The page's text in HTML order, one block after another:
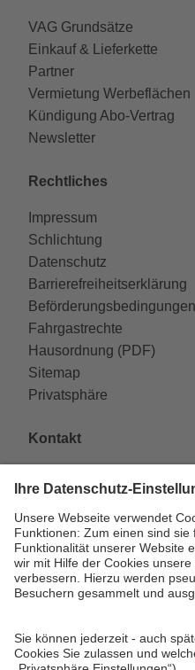
VAG Grundsätze
Einkauf & Lieferkette
Partner
Vermietung Werbeflächen
Kündigung Abo-Vertrag
Newsletter
Rechtliches
Impressum
Schlichtung
Datenschutz
Barrierefreiheitserklärung
Beförderungsbedingungen
Fahrgastrechte
Hausordnung (PDF)
Sitemap
Privatsphäre
Kontakt
Südliche Fürther Straße 5
90429 Nürnberg
Telefon: 0911 283-4646
Kontaktformulare
FAQ
KundenCenter